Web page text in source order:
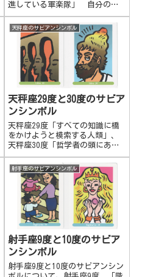
進している軍楽隊」 自分の信
条や考え方を多くの人に広め、
知ってもらい、自分と同じよう
な体験や考えをして欲しいと努
力する。押しつけがましいとこ
ろもあるでしょう。派手に宣伝
して多くの人に体験させる。有
無を言わせない強引なところが
あります。 蠍座28度 「自分
の領土に近づく妖精たちの
王」 心の中で自分ならではの
世界が出来てきている。他人へ
の依存関係から脱出し、精神的
な核を見つける。理想に向って
着実に内面を整え、満足感を感
じる。自分の内側で思い描いて
いることがはっきり形になり、
将来のことがイメージ出来るよ
うになる。
天秤座のサビアンシンボル
天秤座29度と30度のサビア
ンシンボル
天秤座29度「すべての知識に橋
をかけようと模索する人類」、
天秤座30度「哲学者の頭にある3
つの知識のこぶ」のサビアンシ
ンボルについてです。天秤座29
度 すべての知識に橋をかけよ
うと模索する人類世界の歴史や
文明に関心を持つ。様々な文化
の成り立...
射手座のサビアンシンボル
射手座9度と10度のサビア
ンシンボル
射手座9度と10度のサビアンシン